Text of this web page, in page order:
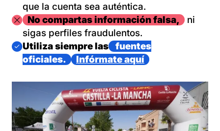
que la cuenta sea auténtica.
ImagenNo compartas información falsa,
ni
sigas perfiles fraudulentos.
Imagen
Utiliza siempre las
fuentes
oficiales.
Infórmate aquí